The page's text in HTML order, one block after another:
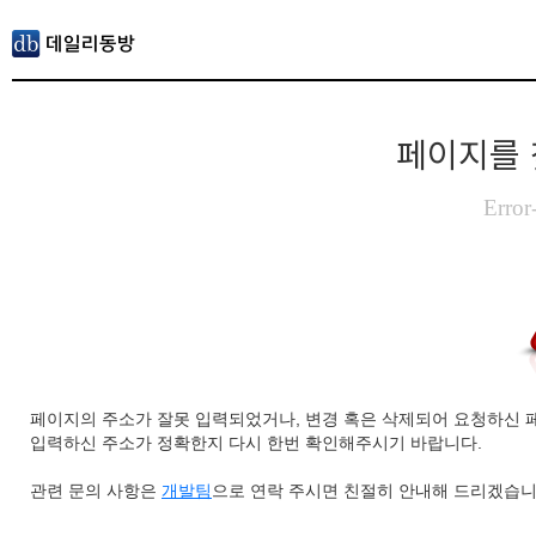
페이지를
페이지의 주소가 잘못 입력되었거나, 변경 혹은 삭제되어 요청하신
입력하신 주소가 정확한지 다시 한번 확인해주시기 바랍니다.
관련 문의 사항은 개발팀 으로 연락 주시면 친절히 안내해 드리겠습